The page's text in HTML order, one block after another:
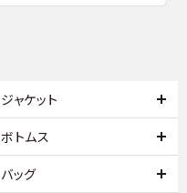
ジャケット
ボトムス
バッグ